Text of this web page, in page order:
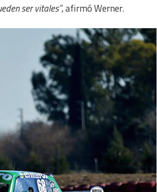
ser vitales”, afirmó Werner.